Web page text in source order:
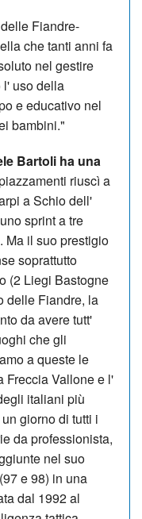
Fiandre-
che tanti anni fa
nel gestire
l' uso della
e educativo nel
bambini."
Bartoli ha una
riuscì a
a Schio dell'
sprint a tre
Ma il suo prestigio
soprattutto
(2 Liegi Bastogne
delle Fiandre, la
da avere tutt'
che gli
a queste le
Freccia Vallone e l'
italiani più
giorno di tutti i
da professionista,
nel suo
e 98) in una
dal 1992 al